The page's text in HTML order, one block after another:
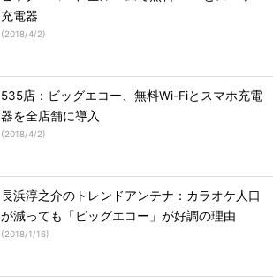
充電器
(2018/4/2)
535店：ビッグエコー、無料Wi-Fiとスマホ充電
器を全店舗に導入
(2018/4/2)
長浜淳之介のトレンドアンテナ：カラオケ人口
が減っても「ビッグエコー」が好調の理由
(2018/1/16)